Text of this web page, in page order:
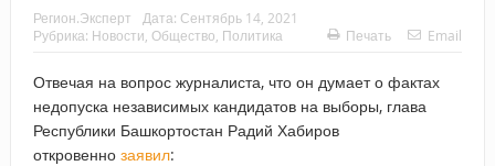
Регион.Эксперт Дата: Сентябрь 14, 2021
Рубрика: Новости Общество Политика Печать Email
Отвечая на вопрос журналиста, что он думает о фактах
недопуска независимых кандидатов на выборы, глава
Республики Башкортостан Радий Хабиров
откровенно заявил: